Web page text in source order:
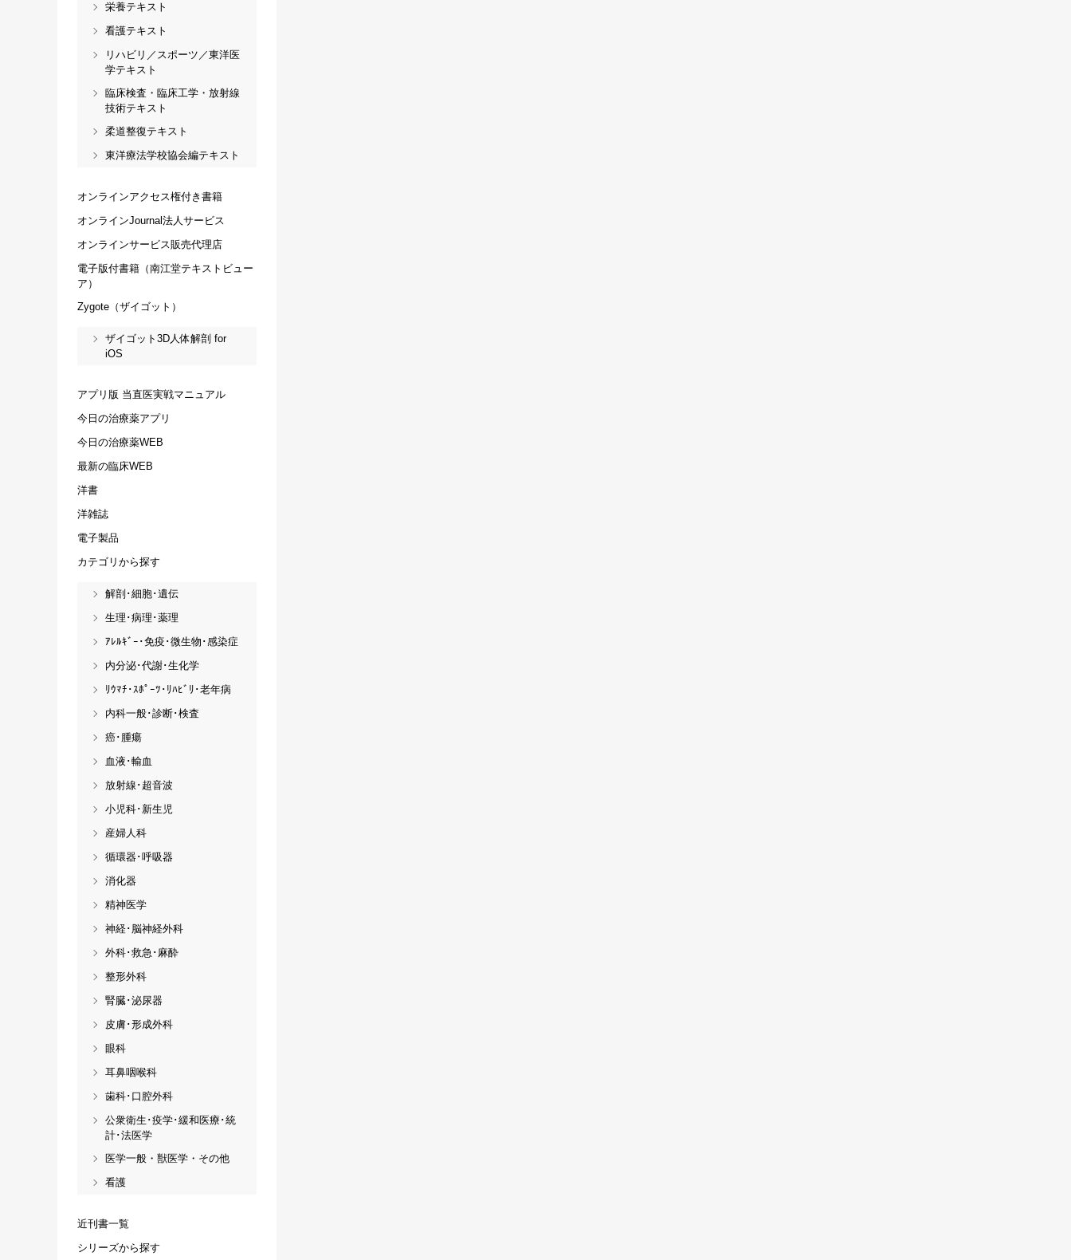
栄養テキスト
看護テキスト
リハビリ／スポーツ／東洋医
学テキスト
臨床検査・臨床工学・放射線
技術テキスト
柔道整復テキスト
東洋療法学校協会編テキスト
オンラインアクセス権付き書籍
オンラインJournal法人サービス
オンラインサービス販売代理店
電子版付書籍（南江堂テキストビュー
ア）
Zygote（ザイゴット）
ザイゴット3D人体解剖 for
iOS
アプリ版 当直医実戦マニュアル
今日の治療薬アプリ
今日の治療薬WEB
最新の臨床WEB
洋書
洋雑誌
電子製品
カテゴリから探す
解剖･細胞･遺伝
生理･病理･薬理
ｱﾚﾙｷﾞｰ･免疫･微生物･感染症
内分泌･代謝･生化学
ﾘｳﾏﾁ･ｽﾎﾟｰﾂ･ﾘﾊﾋﾞﾘ･老年病
内科一般･診断･検査
癌･腫瘍
血液･輸血
放射線･超音波
小児科･新生児
産婦人科
循環器･呼吸器
消化器
精神医学
神経･脳神経外科
外科･救急･麻酔
整形外科
腎臓･泌尿器
皮膚･形成外科
眼科
耳鼻咽喉科
歯科･口腔外科
公衆衛生･疫学･緩和医療･統
計･法医学
医学一般・獣医学・その他
看護
近刊書一覧
シリーズから探す